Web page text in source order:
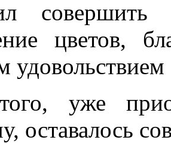
цветов,
удовольствием
уже
оставалось